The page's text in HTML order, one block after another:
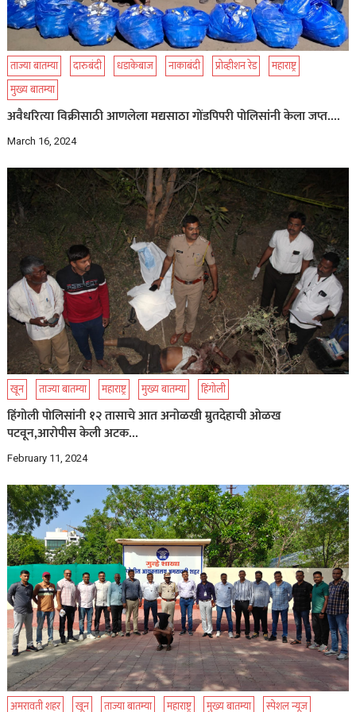
ताज्या बातम्या दारुबंदी धडाकेबाज नाकाबंदी प्रोव्हीशन रेड
महाराष्ट्र
मुख्य बातम्या
अवैधरित्या विक्रीसाठी आणलेला मद्यसाठा गोंडपिपरी पोलिसांनी केला जप्त….
March 16, 2024
खून ताज्या बातम्या महाराष्ट्र मुख्य बातम्या हिंगोली
हिंगोली पोलिसांनी १२ तासाचे आत अनोळखी म्रुतदेहाची ओळख
पटवून,आरोपीस केली अटक…
February 11, 2024
अमरावती शहर खून ताज्या बातम्या महाराष्ट्र मुख्य बातम्या स्पेशल न्यूज